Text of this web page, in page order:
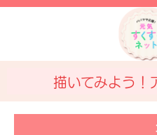
描いてみよう！